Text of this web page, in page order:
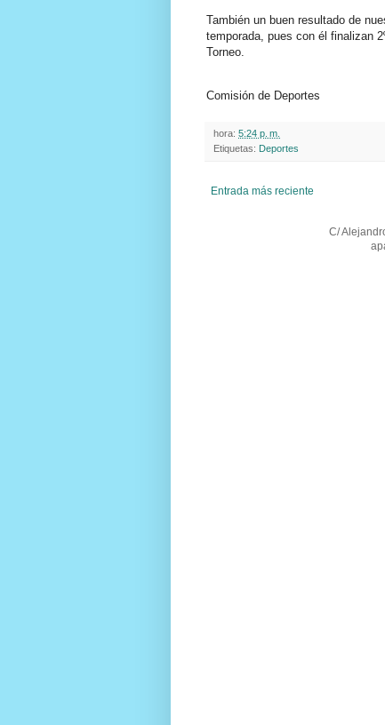
También un buen resultado de
temporada, pues con él finalizan
Torneo.
Comisión de Deportes
hora: 5:24 p. m.
Etiquetas: Deportes
Entrada más reciente
C/